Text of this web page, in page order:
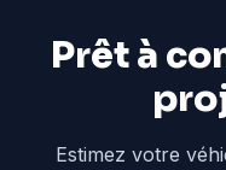
Prêt à
Estimez votre